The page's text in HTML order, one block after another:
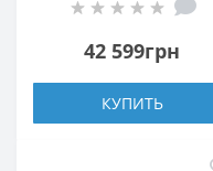
42 599грн
КУПИТЬ